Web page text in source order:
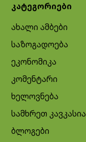
კატეგორიები
ახალი ამბები
საზოგადოება
ეკონომიკა
კომენტარი
ხელოვნება
სამხრეთ კავკასია
ბლოგები